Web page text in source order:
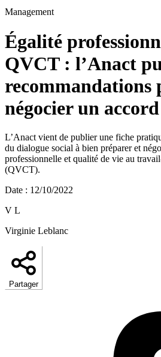
Management
Égalité
QVCT : l’Anact
recommandations
négocier un accord
L’Anact vient de publier une fiche
du dialogue social à bien préparer et
professionnelle et qualité de vie au
(QVCT).
Date : 12/10/2022
V L
Virginie Leblanc
Partager